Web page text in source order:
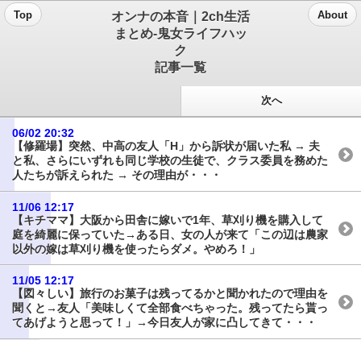
Top
オンナの本音｜2ch生活
まとめ-鬼女ライフハッ
ク
記事一覧
About
次へ
06/02 20:32
【修羅場】突然、中高の友人「H」から訴状が届いた私 → 夫
と私、さらにいずれも同じ学校の生徒で、クラス委員を務めた
人たちが訴えられた → その理由が・・・
11/06 12:17
【キチママ】大阪から田舎に嫁いで1年、草刈り機を購入して
庭を綺麗に保っていた→ある日、女の人が来て「この辺は農家
以外の嫁は草刈り機を使ったらダメ。やめろ！」
11/05 12:17
【図々しい】旅行のお菓子は残ってるかと聞かれたので理由を
聞くと→友人「美味しくて全部食べちゃった。残ってたら貰っ
てあげようと思って！」→今日友人が家に凸してきて・・・